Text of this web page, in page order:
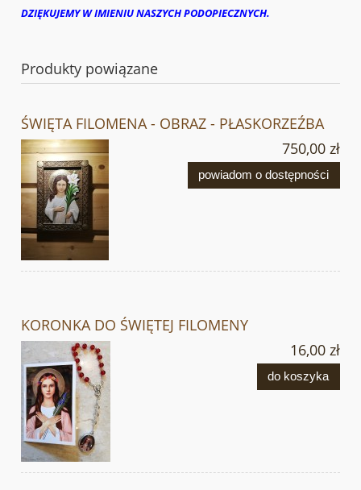
DZIĘKUJEMY W IMIENIU NASZYCH PODOPIECZNYCH.
Produkty powiązane
ŚWIĘTA FILOMENA - OBRAZ - PŁASKORZEŹBA
750,00 zł
powiadom o dostępności
KORONKA DO ŚWIĘTEJ FILOMENY
16,00 zł
do koszyka